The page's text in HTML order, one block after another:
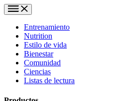
Entrenamiento
Nutrition
Estilo de vida
Bienestar
Comunidad
Ciencias
Listas de lectura